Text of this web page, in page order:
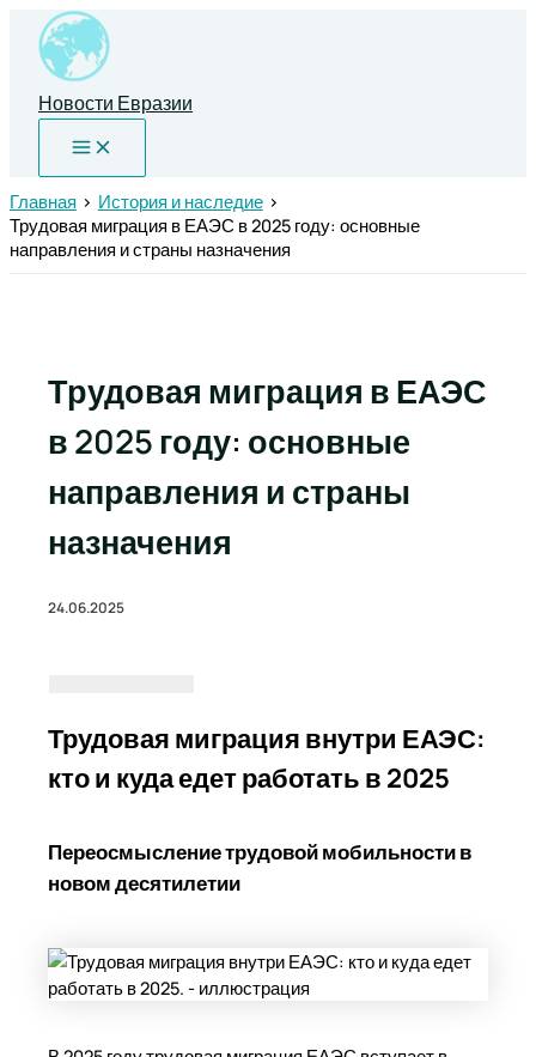
Перейти
содержимому
Новости Евразии
Главная
История и наследие
Трудовая миграция в ЕАЭС в 2025 году: основные
направления и страны назначения
Трудовая миграция в ЕАЭС
в 2025 году: основные
направления и страны
назначения
24.06.2025
Трудовая миграция внутри ЕАЭС:
кто и куда едет работать в 2025
Переосмысление трудовой мобильности в
новом десятилетии